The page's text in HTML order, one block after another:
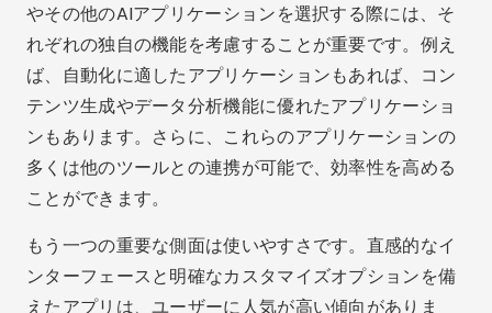
やその他のAIアプリケーションを選択する際には、そ
れぞれの独自の機能を考慮することが重要です。例え
ば、自動化に適したアプリケーションもあれば、コン
テンツ生成やデータ分析機能に優れたアプリケーショ
ンもあります。さらに、これらのアプリケーションの
多くは他のツールとの連携が可能で、効率性を高める
ことができます。
もう一つの重要な側面は使いやすさです。直感的なイ
ンターフェースと明確なカスタマイズオプションを備
えたアプリは、ユーザーに人気が高い傾向がありま